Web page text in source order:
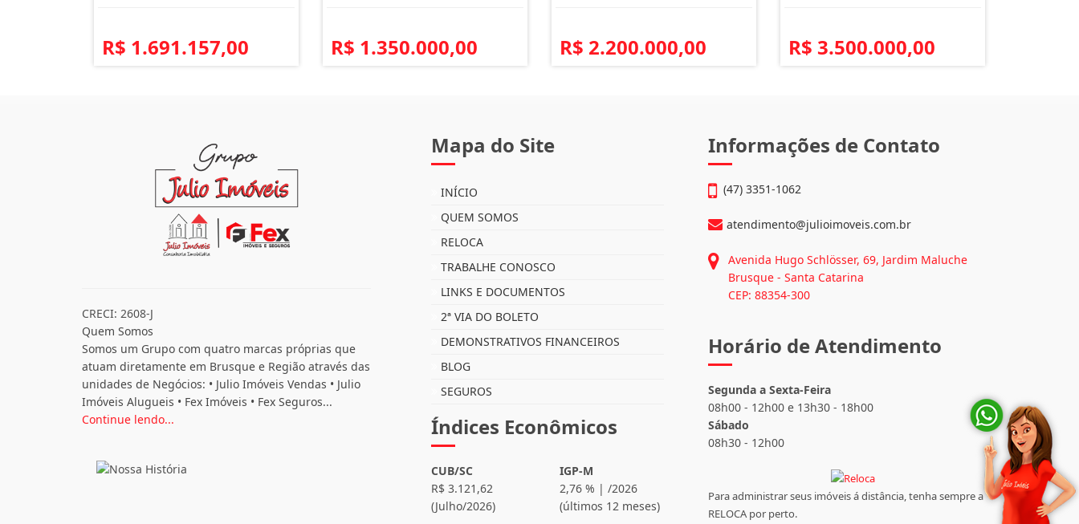
R$ 1.691.157,00 R$ 1.350.000,00 R$ 2.200.000,00 R$ 3.500.000,00
CRECI: 2608-J
Quem Somos
unidades de Negócios: • Julio Imóveis Vendas • Julio
Mapa do Site
INÍCIO
QUEM SOMOS
RELOCA
TRABALHE CONOSCO
LINKS E DOCUMENTOS
2ª VIA DO BOLETO
DEMONSTRATIVOS FINANCEIROS
BLOG
SEGUROS
Índices Econômicos
Informações de Contato
(47) 3351-1062
Avenida Hugo Schlösser, 69, Jardim Maluche
Horário de Atendimento
08h00 - 12h00 e 13h30 - 18h00
Sábado